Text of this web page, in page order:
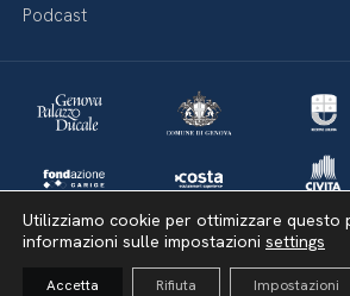
Podcast
Utilizziamo cookie per ottimizzare questo
informazioni sulle impostazioni settings
Accetta Rifiuta Impostazioni